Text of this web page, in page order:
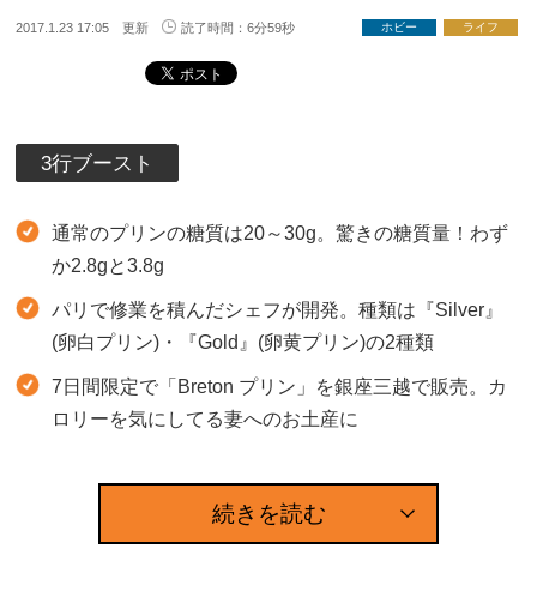
2017.1.23 17:05 更新 読了時間：6分59秒 ホビー ライフ
3行ブースト
通常のプリンの糖質は20～30g。驚きの糖質量！わず
か2.8gと3.8g
パリで修業を積んだシェフが開発。種類は『Silver』
(卵白プリン)・『Gold』(卵黄プリン)の2種類
7日間限定で「Breton プリン」を銀座三越で販売。カ
ロリーを気にしてる妻へのお土産に
続きを読む